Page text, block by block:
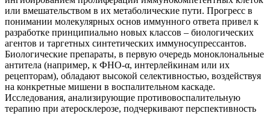
или вмешательством в их метаболические пути. Прогресс в
понимании молекулярных основ иммунного ответа привел к
разработке принципиально новых классов – биологических
агентов и таргетных синтетических иммуносупрессантов.
Биологические препараты, в первую очередь моноклональные
антитела (например, к ФНО-α, интерлейкинам или их
рецепторам), обладают высокой селективностью, воздействуя
на конкретные мишени в воспалительном каскаде.
Исследования, анализирующие противовоспалительную
терапию при атеросклерозе, подчеркивают перспективность